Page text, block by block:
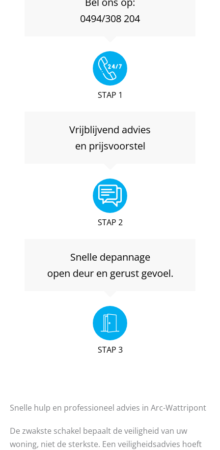
0494/308 204
STAP 1
Vrijblijvend advies
en prijsvoorstel
STAP 2
Snelle depannage
open deur en gerust gevoel.
STAP 3
Snelle hulp en professioneel advies in Arc-Wattripont
De zwakste schakel bepaalt de veiligheid van uw
woning, niet de sterkste. Een veiligheidsadvies hoeft